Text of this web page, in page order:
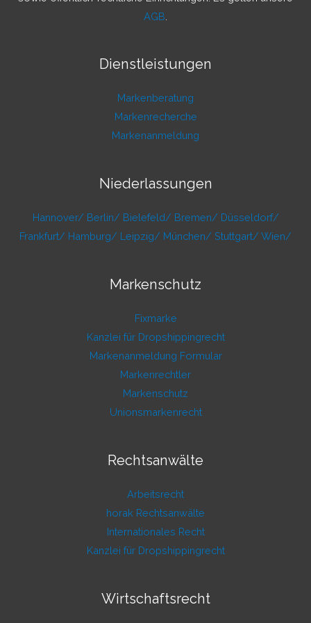
AGB
Dienstleistungen
Markenberatung
Markenrecherche
Markenanmeldung
Niederlassungen
Hannover/ Berlin/ Bielefeld/ Bremen/ Düsseldorf/
Frankfurt/ Hamburg/ Leipzig/ München/ Stuttgart/ Wien/
Markenschutz
Fixmarke
Kanzlei für Dropshippingrecht
Markenanmeldung Formular
Markenrechtler
Markenschutz
Unionsmarkenrecht
Rechtsanwälte
Arbeitsrecht
horak Rechtsanwälte
Internationales Recht
Kanzlei für Dropshippingrecht
Wirtschaftsrecht